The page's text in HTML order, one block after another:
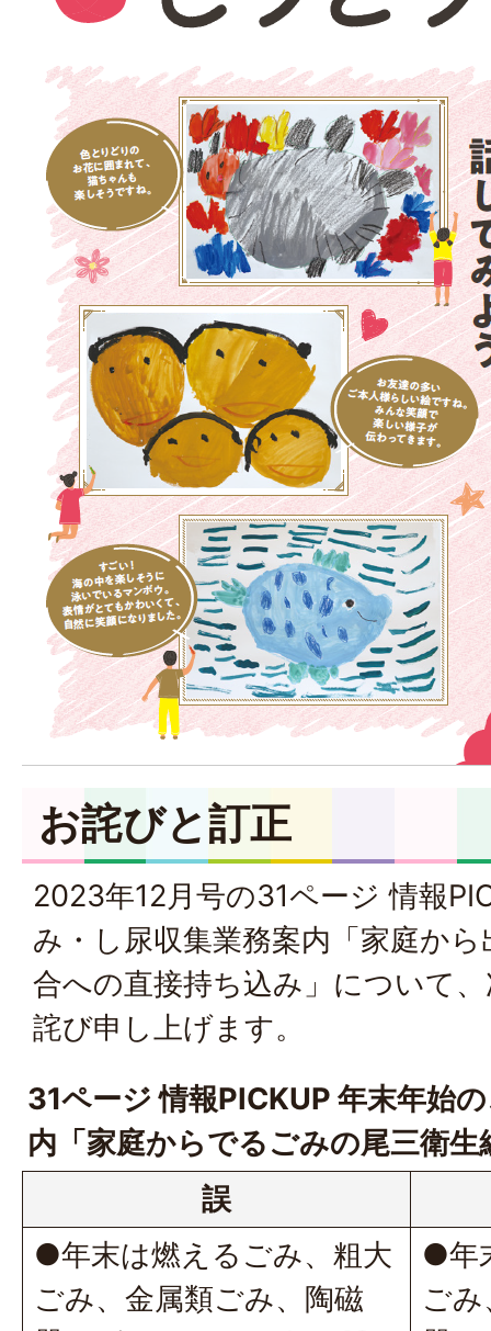
お詫びと訂正
2023年12月号の31ページ 情報
み・し尿収集業務案内「家庭か
合への直接持ち込み」について
詫び申し上げます。
31ページ 情報PICKUP 年末年始
内「家庭からでるごみの尾三衛
誤
●年末は燃えるごみ、粗大
ごみ、金属類ごみ、陶磁
●年
ご